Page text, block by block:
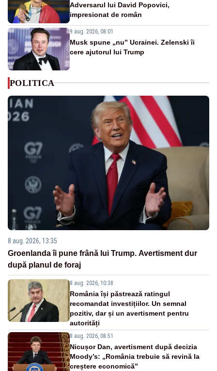
Adversarul lui David Popovici,
impresionat de român
9 aug. 2026, 08:01
Musk spune „nu” Ucrainei. Zelenski îi
cere ajutorul lui Trump
POLITICA
8 aug. 2026, 13:35
Groenlanda îi pune frână lui Trump. Avertisment dur
după planul de foraj
8 aug. 2026, 10:38
România își păstrează ratingul
recomandat investițiilor. Un semnal
pozitiv, dar și un avertisment pentru
autorități
8 aug. 2026, 08:51
Nicușor Dan, avertisment după decizia
Moody’s: „România trebuie să revină la
creștere economică”